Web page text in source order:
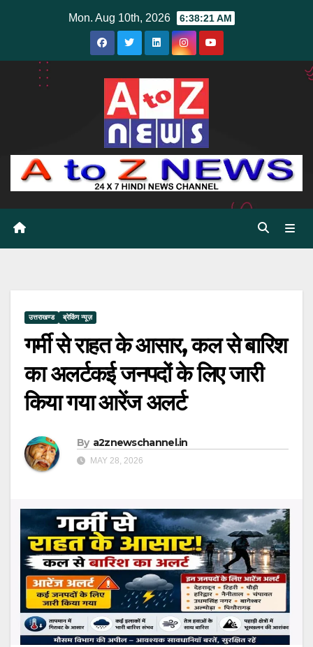
Mon. Aug 10th, 2026 6:38:22 AM
उत्तराखण्ड ब्रेकिंग न्यूज़
गर्मी से राहत के आसार, कल से बारिश
का अलर्टकई जनपदों के लिए जारी
किया गया आरेंज अलर्ट
By a2znewschannel.in
MAY 28, 2026